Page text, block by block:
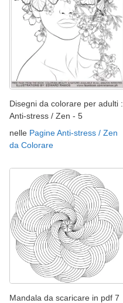
Disegni da colorare per adulti :
Anti-stress / Zen - 5
nelle Pagine Anti-stress / Zen
da Colorare
Mandala da scaricare in pdf 7